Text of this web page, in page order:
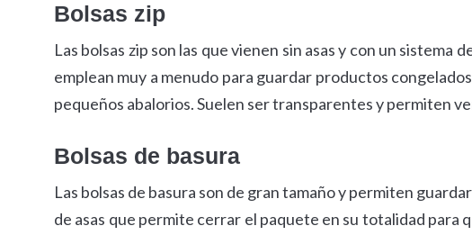
Bolsas zip
Las bolsas zip son las que vienen sin asas y con un sistema
emplean muy a menudo para guardar productos
pequeños abalorios. Suelen ser transparentes y permiten
Bolsas de basura
Las bolsas de basura son de gran tamaño y permiten
de asas que permite cerrar el paquete en su totalidad para